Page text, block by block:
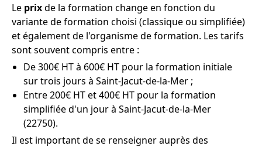
Le prixde la formation change en fonction du
variante de formation choisi (classique ou simplifiée)
et également de l'organisme de formation. Les tarifs
sont souvent compris entre :
De 300€ HT à 600€ HT pour la formation initiale
sur trois jours à Saint-Jacut-de-la-Mer ;
Entre 200€ HT et 400€ HT pour la formation
simplifiée d'un jour à Saint-Jacut-de-la-Mer
(22750).
Il est important de se renseigner auprès des